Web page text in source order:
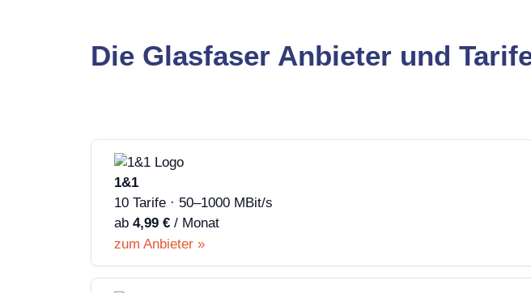
Die Glasfaser Anbieter und
1&1
10 Tarife · 50–1000 MBit/s
ab 4,99 € / Monat
zum Anbieter »